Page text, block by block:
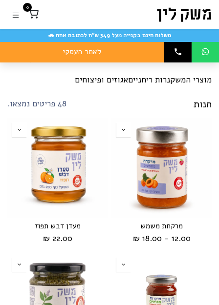
0
משלוח חינם בקנייה מעל 349 ש״ח לכתובת אחת 🚗
כל המוצרים
הצג הכל
מוצרי המשקנרות ריחנייםאגוזים ופיצוחים
חנות 48 פריטים נמצאו.
מרקחת משמש
12.00 - 18.00 ₪
מעדן דבש תפוז
22.00 ₪
לאתר העסקי